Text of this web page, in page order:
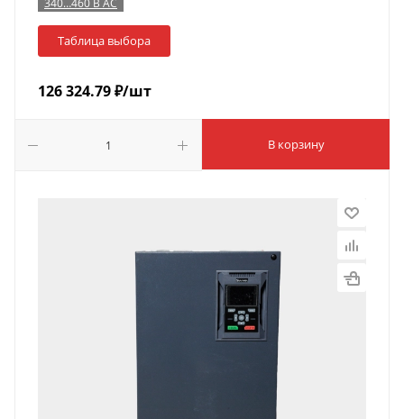
340…460 В AC
Таблица выбора
126 324.79₽/шт
В корзину